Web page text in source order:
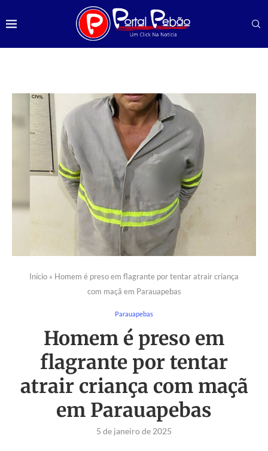
Início » Homem é preso em flagrante por tentar atrair criança
com maçã em Parauapebas
Parauapebas
Homem é preso em
flagrante por tentar
atrair criança com maçã
em Parauapebas
5 de janeiro de 2025